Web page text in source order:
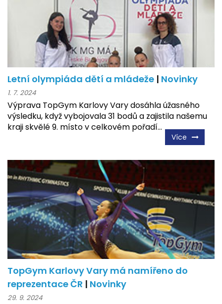
Letní olympiáda dětí a mládeže | Novinky
1. 7. 2024
Výprava TopGym Karlovy Vary dosáhla úžasného
výsledku, když vybojovala 31 bodů a zajistila našemu
kraji skvělé 9. místo v celkovém pořadí...
Více
TopGym Karlovy Vary má namířeno do
reprezentace ČR | Novinky
29. 9. 2024